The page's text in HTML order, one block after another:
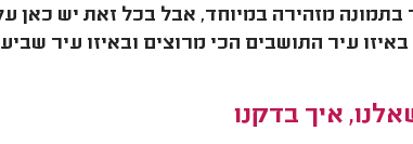
באיזו עיר התושבים הכי מרוצים ובאיזו עיר
איך בדקנו